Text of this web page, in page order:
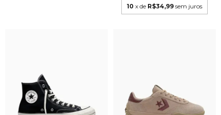
10 x de R$34,99 sem juros